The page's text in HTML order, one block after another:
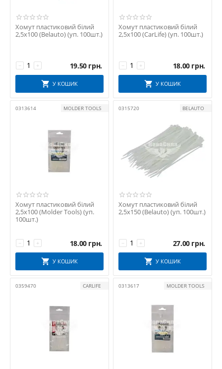
Хомут пластиковий білий
2,5х100 (Belauto) (уп. 100шт.)
+
− 19.50 грн.
У КОШИК
Хомут пластиковий білий
2,5х100 (CarLife) (уп. 100шт.)
+
− 18.00 грн.
У КОШИК
0313614 MOLDER TOOLS
Хомут пластиковий білий
2,5х100 (Molder Tools) (уп.
100шт.)
+
− 18.00 грн.
У КОШИК
0315720 BELAUTO
Хомут пластиковий білий
2,5х150 (Belauto) (уп. 100шт.)
+
− 27.00 грн.
У КОШИК
0359470 CARLIFE 0313617 MOLDER TOOLS